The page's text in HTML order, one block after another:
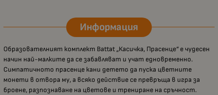
Информация
Образователният комплект Battat „Касичка, Прасенце“ е чудесен
начин най-малките да се забавляват и учат едновременно.
Симпатичното прасенце кани детето да пуска цветните
монети в отвора му, а всяко действие се превръща в игра за
броене, разпознаване на цветове и трениране на сръчност.